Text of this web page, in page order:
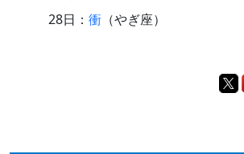
28日： 衝 （やぎ座）